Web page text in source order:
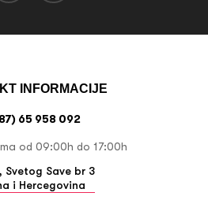
INFORMACIJE
65 958 092
od 09:00h do 17:00h
Svetog Save br 3
i Hercegovina